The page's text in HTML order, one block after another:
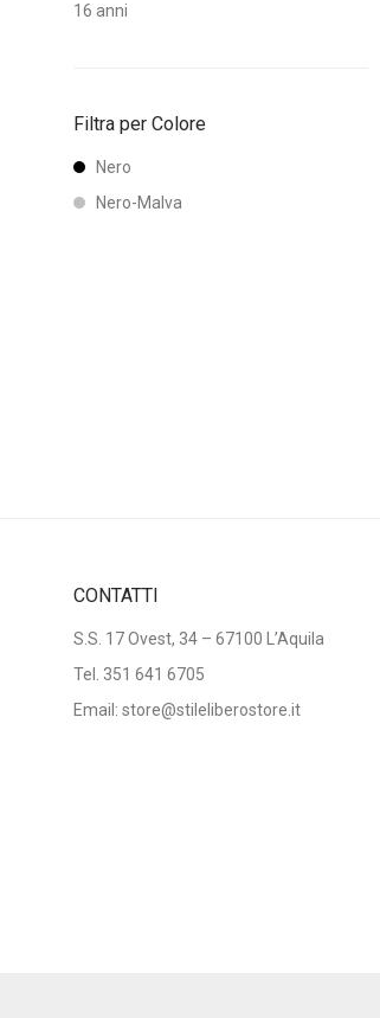
16 anni
Filtra per Colore
Nero
Nero-Malva
CONTATTI
S.S. 17 Ovest, 34 – 67100 L’Aquila
Tel. 351 641 6705
Email: store@stileliberostore.it